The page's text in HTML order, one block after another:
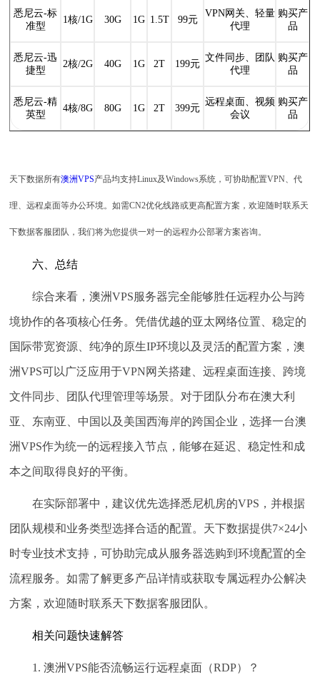
悉尼云-标
准型
1核/1G 30G 1G 1.5T 99元
VPN网关、轻量
代理
购买产
品
悉尼云-迅
捷型
2核/2G 40G 1G 2T 199元
文件同步、团队
代理
购买产
品
悉尼云-精
英型
4核/8G 80G 1G 2T 399元
远程桌面、视频
会议
购买产
品
天下数据所有澳洲VPS产品均支持Linux及Windows系统，可协助配置VPN、代
理、远程桌面等办公环境。如需CN2优化线路或更高配置方案，欢迎随时联系天
下数据客服团队，我们将为您提供一对一的远程办公部署方案咨询。
六、总结
综合来看，澳洲VPS服务器完全能够胜任远程办公与跨
境协作的各项核心任务。凭借优越的亚太网络位置、稳定的
国际带宽资源、纯净的原生IP环境以及灵活的配置方案，澳
洲VPS可以广泛应用于VPN网关搭建、远程桌面连接、跨境
文件同步、团队代理管理等场景。对于团队分布在澳大利
亚、东南亚、中国以及美国西海岸的跨国企业，选择一台澳
洲VPS作为统一的远程接入节点，能够在延迟、稳定性和成
本之间取得良好的平衡。
在实际部署中，建议优先选择悉尼机房的VPS，并根据
团队规模和业务类型选择合适的配置。天下数据提供7×24小
时专业技术支持，可协助完成从服务器选购到环境配置的全
流程服务。如需了解更多产品详情或获取专属远程办公解决
方案，欢迎随时联系天下数据客服团队。
相关问题快速解答
1. 澳洲VPS能否流畅运行远程桌面（RDP）？